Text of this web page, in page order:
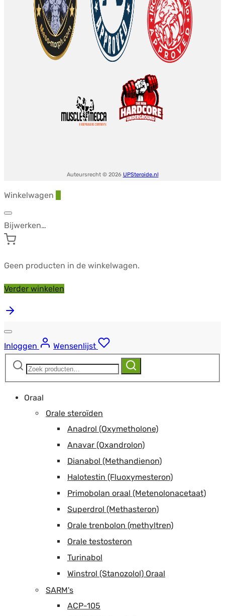
Auteursrecht © 2026 UPSteroide.nl
Winkelwagen
Bijwerken…
Geen producten in de winkelwagen.
Verder winkelen
Inloggen
Wensenlijst
Zoeken
Zoeken
Oraal
Orale steroïden
Anadrol (Oxymetholone)
Anavar (Oxandrolon)
Dianabol (Methandienon)
Halotestin (Fluoxymesteron)
Primobolan oraal (Metenolonacetaat)
Superdrol (Methasteron)
Orale trenbolon (methyltren)
Orale testosteron
Turinabol
Winstrol (Stanozolol) Oraal
SARM's
ACP-105